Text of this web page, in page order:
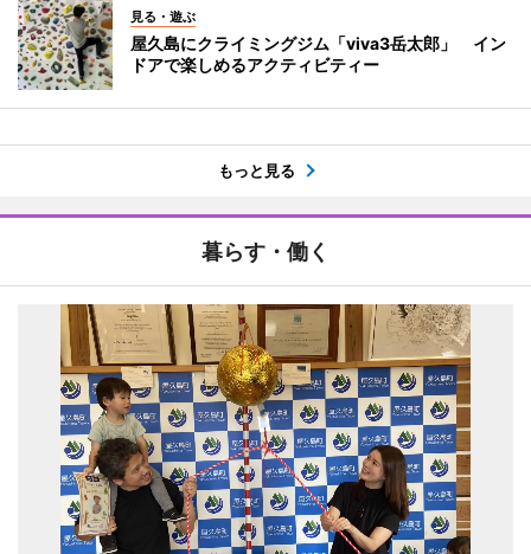
見る・遊ぶ
屋久島にクライミングジム「viva3岳太郎」 イン
ドアで楽しめるアクティビティー
もっと見る
暮らす・働く